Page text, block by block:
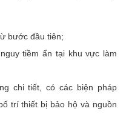
bước đầu tiên;
tiềm ẩn tại khu vực làm
chi tiết, có các biện pháp
trí thiết bị bảo hộ và nguồn